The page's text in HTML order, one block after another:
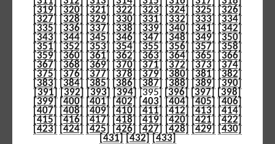
[319] [320] [321] [322] [323] [324] [325] [326]
[327] [328] [329] [330] [331] [332] [333] [334]
[335] [336] [337] [338] [339] [340] [341] [342]
[343] [344] [345] [346] [347] [348] [349] [350]
[351] [352] [353] [354] [355] [356] [357] [358]
[359] [360] [361] [362] [363] [364] [365] [366]
[367] [368] [369] [370] [371] [372] [373] [374]
[375] [376] [377] [378] [379] [380] [381] [382]
[383] [384] [385] [386] [387] [388] [389] [390]
[391] [392] [393] [394] [395] [396] [397] [398]
[399] [400] [401] [402] [403] [404] [405] [406]
[407] [408] [409] [410] [411] [412] [413] [414]
[415] [416] [417] [418] [419] [420] [421] [422]
[423] [424] [425] [426] [427] [428] [429] [430]
[431] [432] [433]